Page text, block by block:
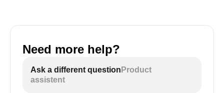
Need more help?
Ask a different question Product
assistent